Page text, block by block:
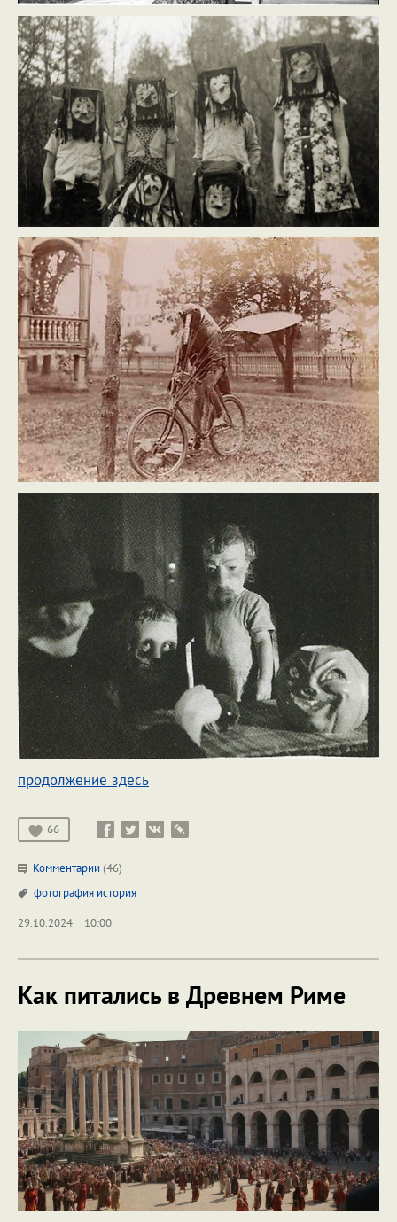
продолжение здесь
66
Комментарии (46)
фотография история
29.10.2024
10:00
Как питались в Древнем Риме